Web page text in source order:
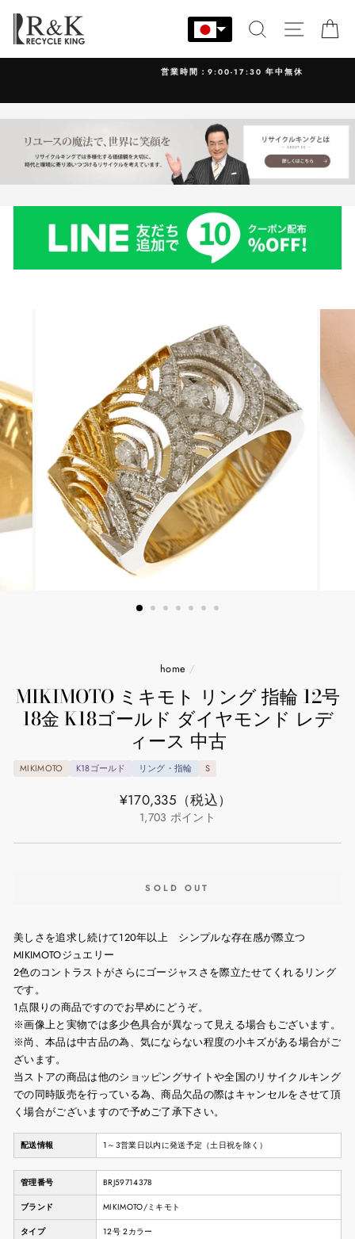
ン
す
検索 サイト
営業時間：9:00-17:30 年中無休
home /
MIKIMOTO ミキモト リング 指輪 12号
18金 K18ゴールド ダイヤモンド レデ
ィース 中古
MIKIMOTO K18ゴールド リング・指輪 S
通
¥170,335 （税込）
1,703 ポイント
SOLD OUT
美しさを追求し続けて120年以上 シンプルな存在感が際立つ
MIKIMOTOジュエリー
2色のコントラストがさらにゴージャスさを際立たせてくれるリング
です。
1点限りの商品ですのでお早めにどうぞ。
※画像上と実物では多少色具合が異なって見える場合もございます。
※尚、本品は中古品の為、気にならない程度の小キズがある場合がご
ざいます。
当ストアの商品は他のショッピングサイトや全国のリサイクルキング
での同時販売を行っている為、商品欠品の際はキャンセルをさせて頂
く場合がございますので予めご了承下さい。
配送情報 1～3営業日以内に発送予定（土日祝を除く）
管理番号 BRJ59714378
ブランド MIKIMOTO/ミキモト
タイプ 12号 2カラー